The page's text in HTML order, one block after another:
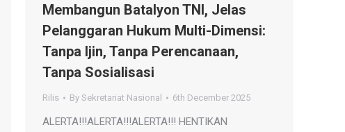
Membangun Batalyon TNI, Jelas
Pelanggaran Hukum Multi-Dimensi:
Tanpa Ijin, Tanpa Perencanaan,
Tanpa Sosialisasi
Rilis By Sekretariat Nasional 6th December 2025
ALERTA!!!ALERTA!!!ALERTA!!! HENTIKAN